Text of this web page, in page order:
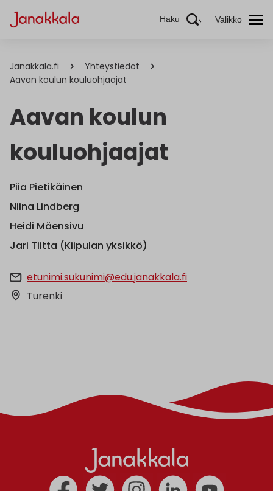
Haku Valikko
Janakkala.fi
Yhteystiedot
Aavan koulun kouluohjaajat
Aavan koulun
kouluohjaajat
Piia Pietikäinen
Niina Lindberg
Heidi Mäensivu
Jari Tiitta (Kiipulan yksikkö)
etunimi.sukunimi@edu.janakkala.fi
Turenki